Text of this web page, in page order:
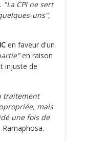
"La CPI ne sert
uns",
en faveur d'un
en raison
injuste de
traitement
mais
une fois de